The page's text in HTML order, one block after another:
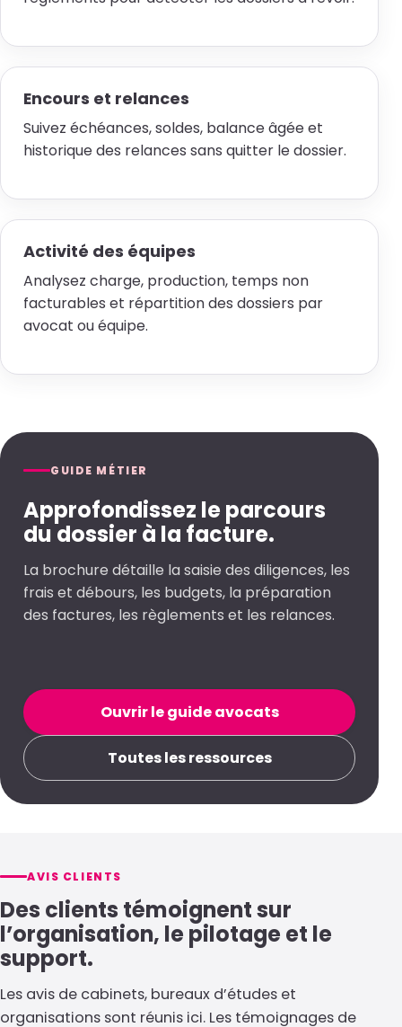
Encours et relances
Suivez échéances, soldes, balance âgée et
historique des relances sans quitter le dossier.
Activité des équipes
Analysez charge, production, temps non
facturables et répartition des dossiers par
avocat ou équipe.
GUIDE MÉTIER
Approfondissez le parcours
du dossier à la facture.
La brochure détaille la saisie des diligences, les
frais et débours, les budgets, la préparation
des factures, les règlements et les relances.
Ouvrir le guide avocats
Toutes les ressources
AVIS CLIENTS
Des clients témoignent sur
l’organisation, le pilotage et le
support.
Les avis de cabinets, bureaux d’études et
organisations sont réunis ici. Les témoignages de